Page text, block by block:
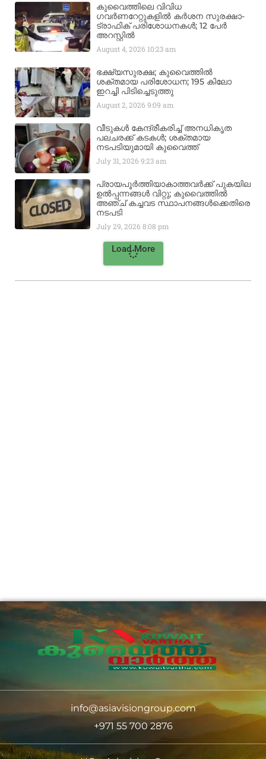
കുവൈത്തിലെ വിവിധ
ഗവർണറേറ്റുകളിൽ കർശന സുരക്ഷാ-
ട്രാഫിക് പരിശോധനകൾ; 12 പേർ
അറസ്റ്റിൽ
August 4, 2026 10:23 am
ഭക്ഷ്യസുരക്ഷ; കുവൈത്തിൽ
ശക്തമായ പരിശോധന; 195 കിലോ
ഇറച്ചി പിടിച്ചെടുത്തു
August 2, 20269:09 am
വീടുകൾ കേന്ദ്രീകരിച്ച് അനധികൃത
പലചരക്ക് കടകൾ; ശക്തമായ
നടപടിയുമായി കുവൈത്ത്
July 31, 20269:23 am
പ്രായപൂർത്തിയാകാത്തവർക്ക് പുകയില
ഉൽപ്പന്നങ്ങൾ വിറ്റു; കുവൈത്തിൽ
അഞ്ച് കച്ചവട സ്ഥാപനങ്ങൾക്കെതിരെ
നടപടി
July 29, 20268:08 pm
Load More
info@asiavisiongroup.com
+971 55 700 2876